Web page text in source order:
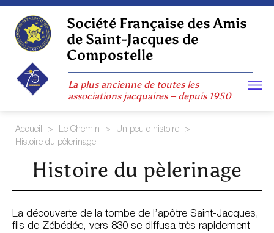
Skip
content
Société Française des Amis
de Saint-Jacques de
Compostelle
La plus ancienne de toutes les
associations jacquaires – depuis 1950
Accueil > Le Chemin > Un peu d’histoire
>
Histoire du pèlerinage
Histoire du pèlerinage
La découverte de la tombe de l’apôtre Saint-Jacques,
fils de Zébédée, vers 830 se diffusa très rapidement